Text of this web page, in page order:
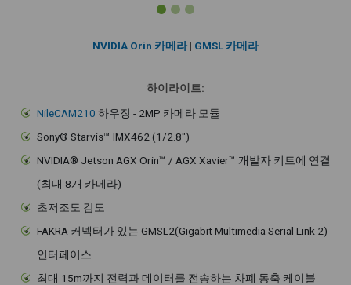
NVIDIA Orin 카메라| GMSL 카메라
하이라이트:
NileCAM210 하우징 - 2MP 카메라 모듈
Sony® Starvis™ IMX462 (1/2.8")
NVIDIA® Jetson AGX Orin™ / AGX Xavier™ 개발자 키트에 연결
(최대 8개 카메라)
초저조도 감도
FAKRA 커넥터가 있는 GMSL2(Gigabit Multimedia Serial Link 2)
인터페이스
최대 15m까지 전력과 데이터를 전송하는 차폐 동축 케이블